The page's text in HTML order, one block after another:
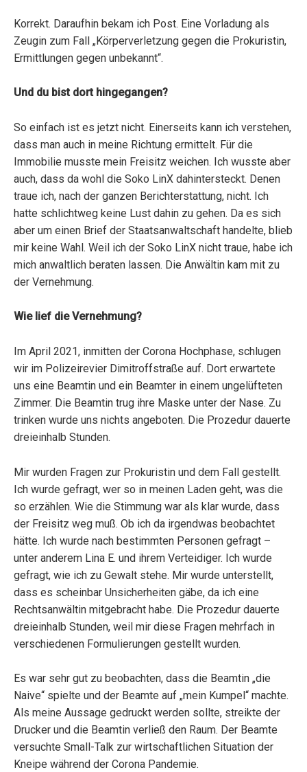
Korrekt. Daraufhin bekam ich Post. Eine Vorladung als
Zeugin zum Fall „Körperverletzung gegen die Prokuristin,
Ermittlungen gegen unbekannt“.
Und du bist dort hingegangen?
So einfach ist es jetzt nicht. Einerseits kann ich verstehen,
dass man auch in meine Richtung ermittelt. Für die
Immobilie musste mein Freisitz weichen. Ich wusste aber
auch, dass da wohl die Soko LinX dahintersteckt. Denen
traue ich, nach der ganzen Berichterstattung, nicht. Ich
hatte schlichtweg keine Lust dahin zu gehen. Da es sich
aber um einen Brief der Staatsanwaltschaft handelte, blieb
mir keine Wahl. Weil ich der Soko LinX nicht traue, habe ich
mich anwaltlich beraten lassen. Die Anwältin kam mit zu
der Vernehmung.
Wie lief die Vernehmung?
Im April 2021, inmitten der Corona Hochphase, schlugen
wir im Polizeirevier Dimitroffstraße auf. Dort erwartete
uns eine Beamtin und ein Beamter in einem ungelüfteten
Zimmer. Die Beamtin trug ihre Maske unter der Nase. Zu
trinken wurde uns nichts angeboten. Die Prozedur dauerte
dreieinhalb Stunden.
Mir wurden Fragen zur Prokuristin und dem Fall gestellt.
Ich wurde gefragt, wer so in meinen Laden geht, was die
so erzählen. Wie die Stimmung war als klar wurde, dass
der Freisitz weg muß. Ob ich da irgendwas beobachtet
hätte. Ich wurde nach bestimmten Personen gefragt –
unter anderem Lina E. und ihrem Verteidiger. Ich wurde
gefragt, wie ich zu Gewalt stehe. Mir wurde unterstellt,
dass es scheinbar Unsicherheiten gäbe, da ich eine
Rechtsanwältin mitgebracht habe. Die Prozedur dauerte
dreieinhalb Stunden, weil mir diese Fragen mehrfach in
verschiedenen Formulierungen gestellt wurden.
Es war sehr gut zu beobachten, dass die Beamtin „die
Naive“ spielte und der Beamte auf „mein Kumpel“ machte.
Als meine Aussage gedruckt werden sollte, streikte der
Drucker und die Beamtin verließ den Raum. Der Beamte
versuchte Small-Talk zur wirtschaftlichen Situation der
Kneipe während der Corona Pandemie.